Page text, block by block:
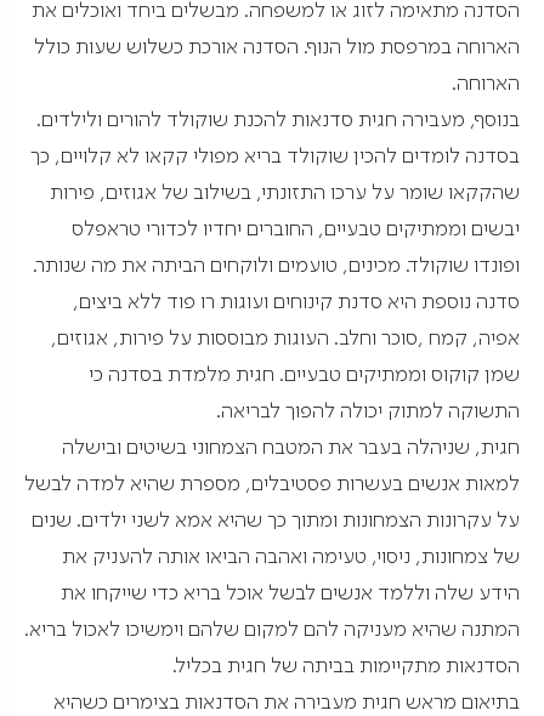
הסדנה מתאימה לזוג או למשפחה. מבשלים ביחד ואוכלים את
הארוחה במרפסת מול הנוף. הסדנה אורכת כשלוש שעות כולל
הארוחה.
בנוסף, מעבירה חגית סדנאות להכנת שוקולד להורים ולילדים.
בסדנה לומדים להכין שוקולד בריא מפולי קקאו לא קלויים, כך
שהקקאו שומר על ערכו התזונתי, בשילוב של אגוזים, פירות
יבשים וממתיקים טבעיים, החוברים יחדיו לכדורי טראפלס
ופונדו שוקולד. מכינים, טועמים ולוקחים הביתה את מה שנותר.
סדנה נוספת היא סדנת קינוחים ועוגות רו פוד ללא ביצים,
אפיה, קמח ,סוכר וחלב. העוגות מבוססות על פירות, אגוזים,
שמן קוקוס וממתיקים טבעיים. חגית מלמדת בסדנה כי
התשוקה למתוק יכולה להפוך לבריאה.
חגית, שניהלה בעבר את המטבח הצמחוני בשיטים ובישלה
למאות אנשים בעשרות פסטיבלים, מספרת שהיא למדה לבשל
על עקרונות הצמחונות ומתוך כך שהיא אמא לשני ילדים. שנים
של צמחונות, ניסוי, טעימה ואהבה הביאו אותה להעניק את
הידע שלה וללמד אנשים לבשל אוכל בריא כדי שייקחו את
המתנה שהיא מעניקה להם למקום שלהם וימשיכו לאכול בריא.
הסדנאות מתקיימות בביתה של חגית בכליל.
בתיאום מראש חגית מעבירה את הסדנאות בצימרים כשהיא